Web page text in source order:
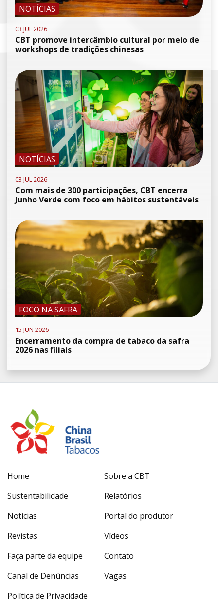
NOTÍCIAS
03 JUL 2026
CBT promove intercâmbio cultural por meio de
workshops de tradições chinesas
NOTÍCIAS
03 JUL 2026
Com mais de 300 participações, CBT encerra
Junho Verde com foco em hábitos sustentáveis
FOCO NA SAFRA
15 JUN 2026
Encerramento da compra de tabaco da safra
2026 nas filiais
Home
Sobre a CBT
Sustentabilidade
Relatórios
Notícias
Portal do produtor
Revistas
Vídeos
Faça parte da equipe
Contato
Canal de Denúncias
Vagas
Política de Privacidade